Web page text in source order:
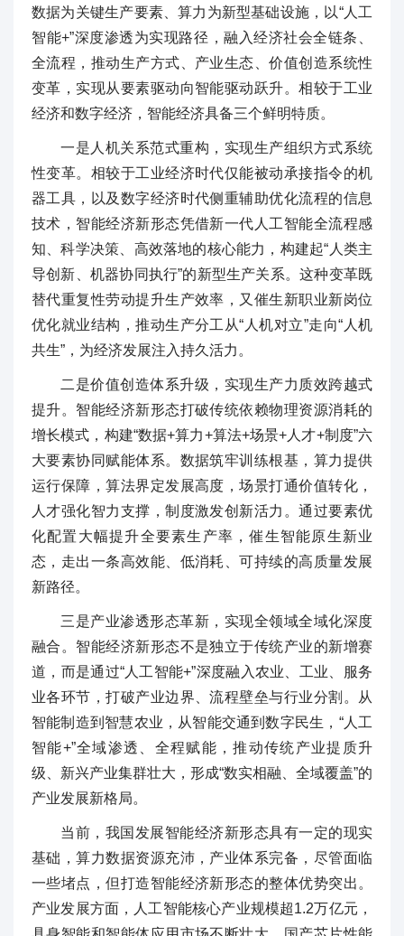
数据为关键生产要素、算力为新型基础设施，以“人工
智能+”深度渗透为实现路径，融入经济社会全链条、
全流程，推动生产方式、产业生态、价值创造系统性
变革，实现从要素驱动向智能驱动跃升。相较于工业
经济和数字经济，智能经济具备三个鲜明特质。
一是人机关系范式重构，实现生产组织方式系统
性变革。相较于工业经济时代仅能被动承接指令的机
器工具，以及数字经济时代侧重辅助优化流程的信息
技术，智能经济新形态凭借新一代人工智能全流程感
知、科学决策、高效落地的核心能力，构建起“人类主
导创新、机器协同执行”的新型生产关系。这种变革既
替代重复性劳动提升生产效率，又催生新职业新岗位
优化就业结构，推动生产分工从“人机对立”走向“人机
共生”，为经济发展注入持久活力。
二是价值创造体系升级，实现生产力质效跨越式
提升。智能经济新形态打破传统依赖物理资源消耗的
增长模式，构建“数据+算力+算法+场景+人才+制度”六
大要素协同赋能体系。数据筑牢训练根基，算力提供
运行保障，算法界定发展高度，场景打通价值转化，
人才强化智力支撑，制度激发创新活力。通过要素优
化配置大幅提升全要素生产率，催生智能原生新业
态，走出一条高效能、低消耗、可持续的高质量发展
新路径。
三是产业渗透形态革新，实现全领域全域化深度
融合。智能经济新形态不是独立于传统产业的新增赛
道，而是通过“人工智能+”深度融入农业、工业、服务
业各环节，打破产业边界、流程壁垒与行业分割。从
智能制造到智慧农业，从智能交通到数字民生，“人工
智能+”全域渗透、全程赋能，推动传统产业提质升
级、新兴产业集群壮大，形成“数实相融、全域覆盖”的
产业发展新格局。
当前，我国发展智能经济新形态具有一定的现实
基础，算力数据资源充沛，产业体系完备，尽管面临
一些堵点，但打造智能经济新形态的整体优势突出。
产业发展方面，人工智能核心产业规模超1.2万亿元，